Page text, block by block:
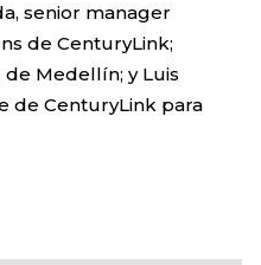
senior manager
de CenturyLink;
Medellín; y Luis
de CenturyLink para